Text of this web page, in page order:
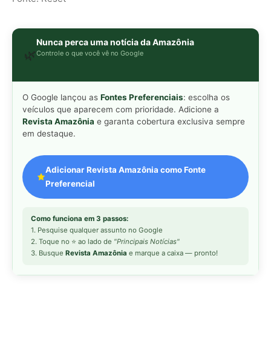
🌿
Nunca perca uma notícia da Amazônia
Controle o que você vê no Google
O Google lançou as Fontes Preferenciais: escolha os
veículos que aparecem com prioridade. Adicione a
Revista Amazônia e garanta cobertura exclusiva sempre
em destaque.
Adicionar Revista Amazônia como Fonte
Preferencial
Como funciona em 3 passos:
1. Pesquise qualquer assunto no Google
2. Toque no ⭐ ao lado de "Principais Notícias"
3. Busque Revista Amazônia e marque a caixa — pronto!